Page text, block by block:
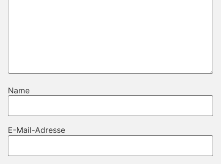
Name
E-Mail-Adresse